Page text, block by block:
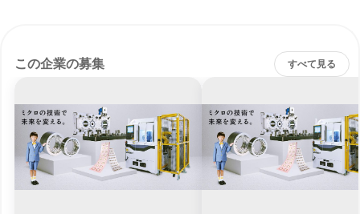
この企業の募集 すべて見る